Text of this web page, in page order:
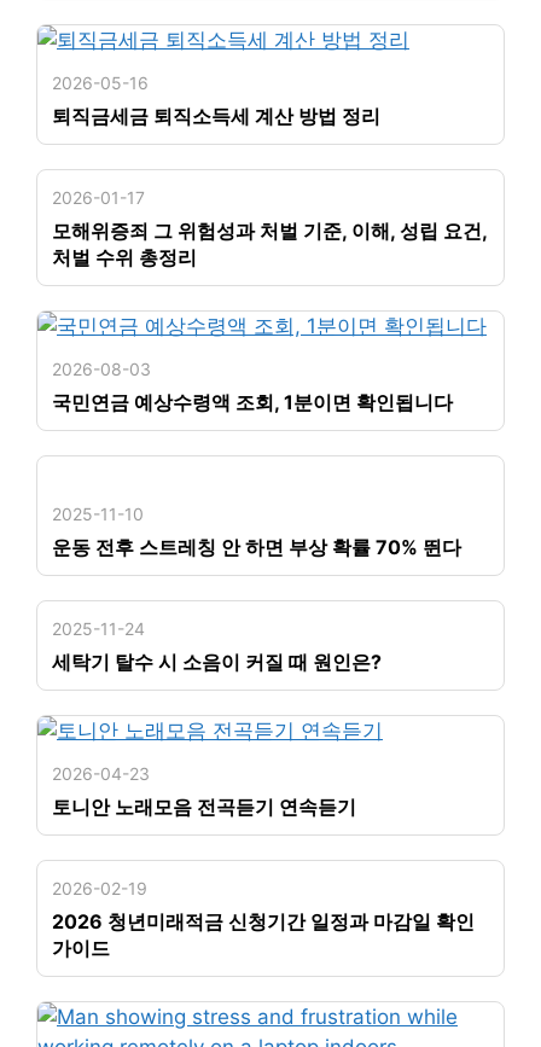
2026-05-16
퇴직금세금 퇴직소득세 계산 방법 정리
2026-01-17
모해위증죄 그 위험성과 처벌 기준, 이해, 성립 요건,
처벌 수위 총정리
2026-08-03
국민연금 예상수령액 조회, 1분이면 확인됩니다
2025-11-10
운동 전후 스트레칭 안 하면 부상 확률 70% 뛴다
2025-11-24
세탁기 탈수 시 소음이 커질 때 원인은?
2026-04-23
토니안 노래모음 전곡듣기 연속듣기
2026-02-19
2026 청년미래적금 신청기간 일정과 마감일 확인
가이드